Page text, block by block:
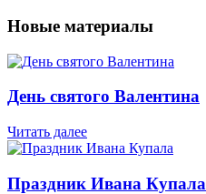
Новые материалы
День святого Валентина
Читать далее
Праздник Ивана Купала